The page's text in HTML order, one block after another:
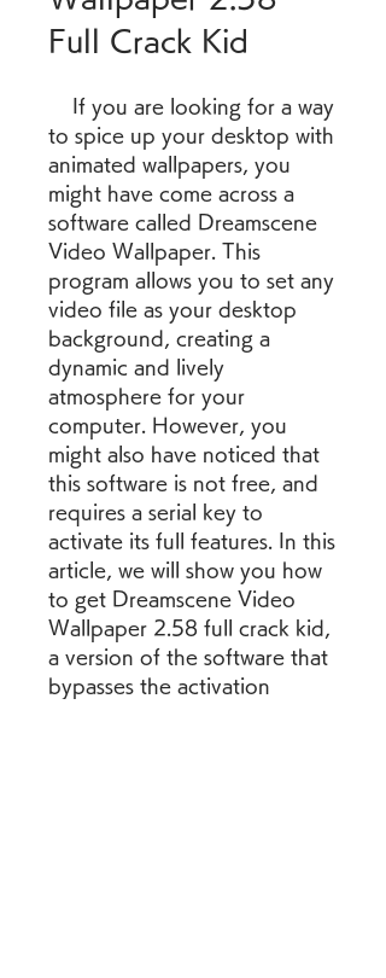
Full Crack Kid
to spice up your desktop with
animated wallpapers, you
might have come across a
software called Dreamscene
Video Wallpaper. This
program allows you to set any
video file as your desktop
background, creating a
dynamic and lively
atmosphere for your
computer. However, you
might also have noticed that
this software is not free, and
requires a serial key to
activate its full features. In this
article, we will show you how
to get Dreamscene Video
Wallpaper 2.58 full crack kid,
a version of the software that
bypasses the activation